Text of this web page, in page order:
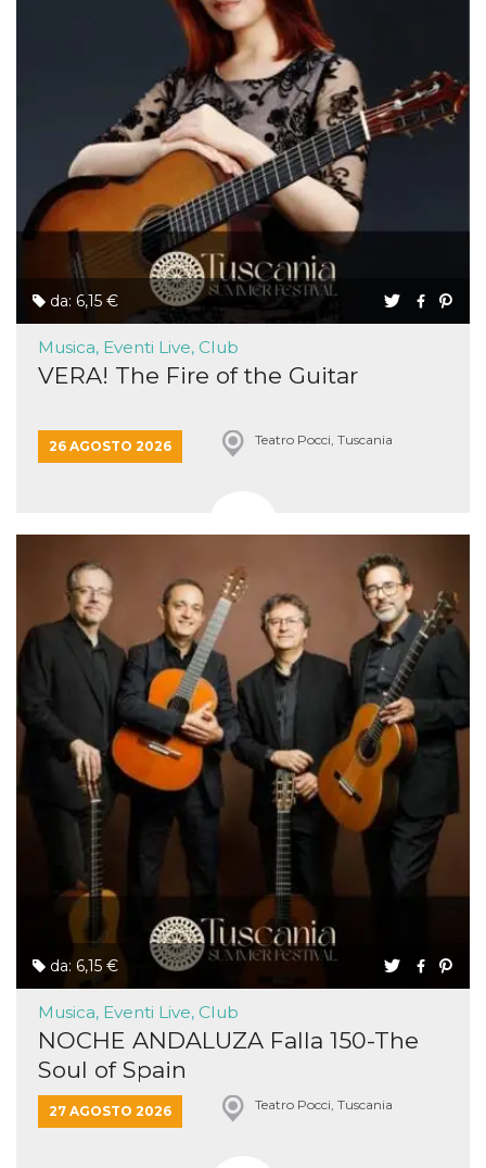
da: 6,15 €
Musica, Eventi Live, Club
VERA! The Fire of the Guitar
26 AGOSTO 2026 Teatro Pocci, Tuscania
da: 6,15 €
Musica, Eventi Live, Club
NOCHE ANDALUZA Falla 150-The
Soul of Spain
27 AGOSTO 2026 Teatro Pocci, Tuscania